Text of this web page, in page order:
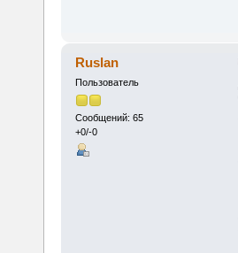
Ruslan
Пользователь
Сообщений: 65
+0/-0